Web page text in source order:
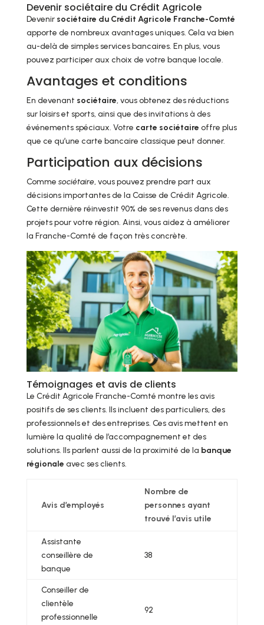
Devenir sociétaire du Crédit Agricole
Devenir sociétaire du Crédit Agricole Franche-Comté
apporte de nombreux avantages uniques. Cela va bien
au-delà de simples services bancaires. En plus, vous
pouvez participer aux choix de votre banque locale.
Avantages et conditions
En devenant sociétaire, vous obtenez des réductions
sur loisirs et sports, ainsi que des invitations à des
événements spéciaux. Votre carte sociétaire offre plus
que ce qu’une carte bancaire classique peut donner.
Participation aux décisions
Comme sociétaire, vous pouvez prendre part aux
décisions importantes de la Caisse de Crédit Agricole.
Cette dernière réinvestit 90% de ses revenus dans des
projets pour votre région. Ainsi, vous aidez à améliorer
la Franche-Comté de façon très concrète.
Témoignages et avis de clients
Le Crédit Agricole Franche-Comté montre les avis
positifs de ses clients. Ils incluent des particuliers, des
professionnels et des entreprises. Ces avis mettent en
lumière la qualité de l’accompagnement et des
solutions. Ils parlent aussi de la proximité de la banque
régionale avec ses clients.
Avis d’employés
Nombre de
personnes ayant
trouvé l’avis utile
Assistante
conseillère de
banque
38
Conseiller de
clientèle
professionnelle
92